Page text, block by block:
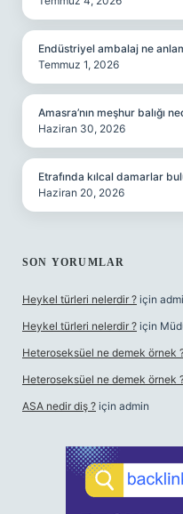
Endüstriyel ambalaj ne
Temmuz 1, 2026
Amasra’nın meşhur balığı
Haziran 30, 2026
Etrafında kılcal damarlar
Haziran 20, 2026
SON YORUMLAR
Heykel türleri nelerdir ? için
Heykel türleri nelerdir ? için
Heteroseksüel ne demek örnek
Heteroseksüel ne demek örnek
ASA nedir diş ? için admin